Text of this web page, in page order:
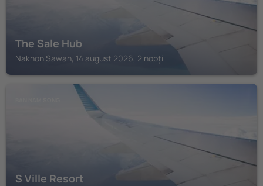
The Sale Hub
Nakhon Sawan, 14 august 2026, 2 nopți
S Ville Resort